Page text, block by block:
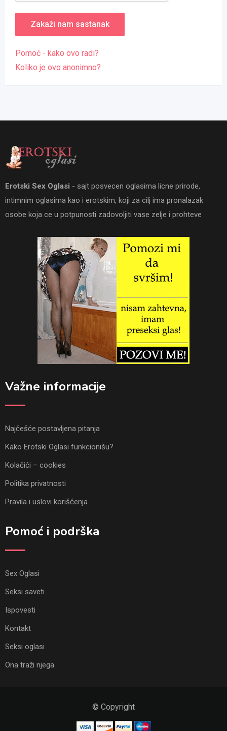
Pomoć - kako ovo radi?
Koliko je ovo anonimno?
Erotski Sex Oglasi - sajt posvecen oglasima licne prirode,
intimnim oglasima kao i erotskim, koji za cilj ima pronalazak
osobe koja ce u potpunosti zadovoljiti vase zelje i prohteve
Važne informacije
Najčešće postavljena pitanja
Kako Erotski Oglasi funkcionišu?
Kolačići – cookies
Politika privatnosti
Pravila i uslovi korišćenja
Pomoć i podrška
Sex Oglasi
Seksi saveti
Ispovesti
Kontakt
Seksi oglasi
Ona traži njega
© Copyright